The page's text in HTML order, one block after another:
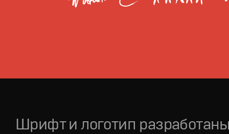
Шрифт и логотип